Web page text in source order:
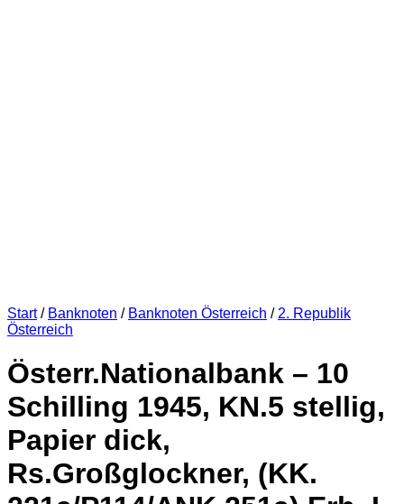
Start / Banknoten / Banknoten Österreich / 2. Republik
Österreich
Österr.Nationalbank – 10
Schilling 1945, KN.5 stellig,
Papier dick,
Rs.Großglockner, (KK.